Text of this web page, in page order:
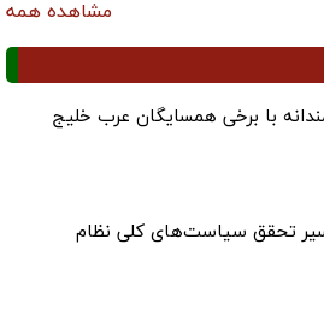
مشاهده همه
با برخی همسایگان عرب خلیج
تحقق سیاست‌های کلی نظام